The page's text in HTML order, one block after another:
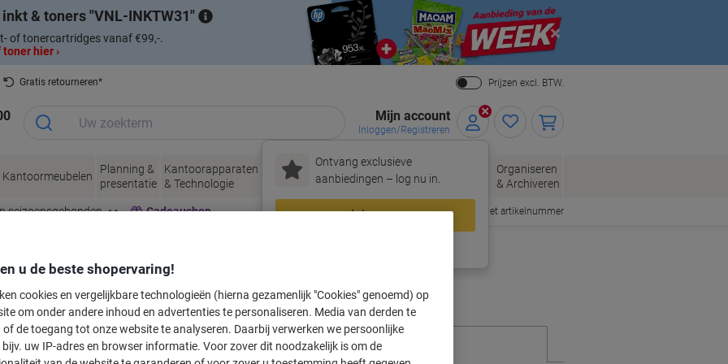
inkt & toners VNL-INKTW31
of tonercartridges vanaf €99,-.
hier ›
Close
Gratis retourneren*
Prijzen excl. BTW.
Mijn account
Inloggen/Registreren
Ontvang exclusieve
aanbiedingen – log nu in.
Inloggen
Kantoormeubelen
Planning &
presentatie
Kantoorapparaten
& Technologie
Inkt &
Toner
Papier, Enveloppen
& Verpakken
Kantoorartikelen
Organiseren
& Archiveren
seizoensgebonden Cadeaushop Snel bestellen met artikelnummer
voor uw printer
Kies merk, reeks en model uit de opties hieronder
u de beste shopervaring!
cookies en vergelijkbare technologieën (hierna gezamenlijk "Cookies" genoemd) op
om onder andere inhoud en advertenties te personaliseren. Media van derden te
of de toegang tot onze website te analyseren. Daarbij verwerken we persoonlijke
bijv. uw IP-adres en browser informatie. Voor zover dit noodzakelijk is om de